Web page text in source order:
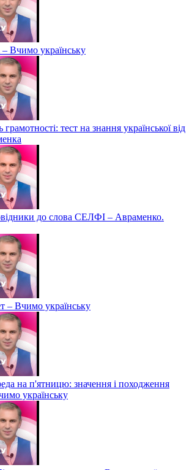
Вчимо українську
тест на знання української від
до слова СЕЛФІ – Авраменко.
– Вчимо українську
на п'ятницю: значення і походження
українську